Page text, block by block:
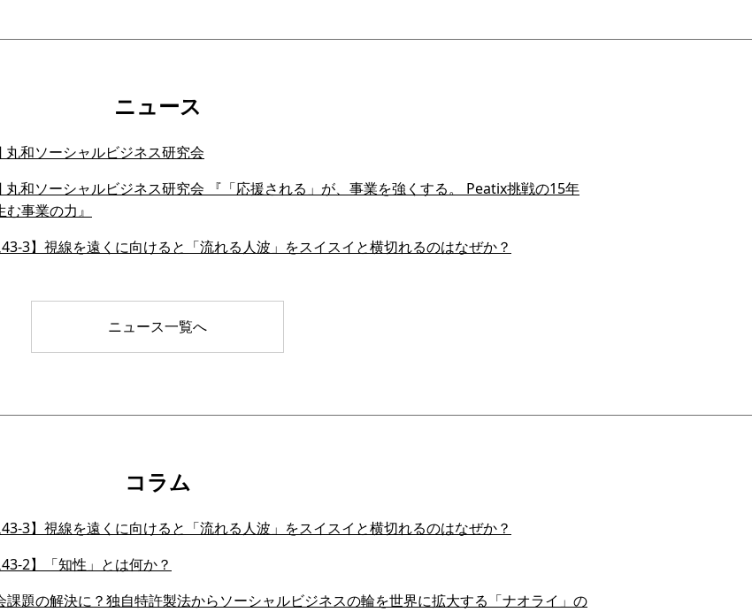
ニュース
丸和ソーシャルビジネス研究会
丸和ソーシャルビジネス研究会 『「応援される」が、事業を強くする。 Peatix挑戦の15年
事業の力』
43-3】視線を遠くに向けると「流れる人波」をスイスイと横切れるのはなぜか？
ニュース一覧へ
コラム
43-3】視線を遠くに向けると「流れる人波」をスイスイと横切れるのはなぜか？
43-2】「知性」とは何か？
課題の解決に？独自特許製法からソーシャルビジネスの輪を世界に拡大する「ナオライ」の